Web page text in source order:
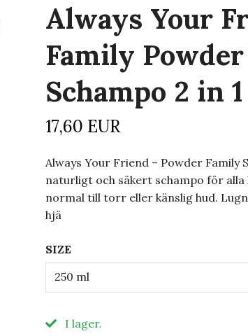
Always Your
Family Powder
Schampo 2 in 1
17,60 EUR
Always Your Friend – Powder Family
naturligt och säkert schampo för
normal till torr eller känslig hud.
hjä
SIZE
250 ml
I lager.